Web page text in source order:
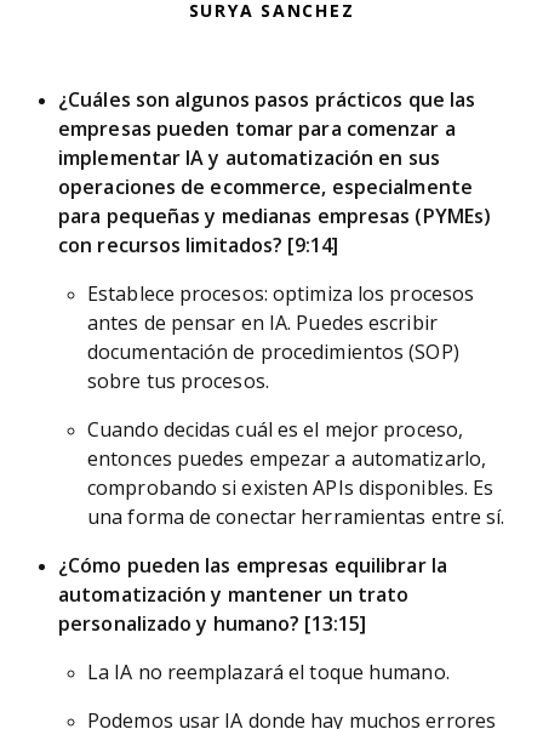
SURYA SANCHEZ
¿Cuáles son algunos pasos prácticos que las
empresas pueden tomar para comenzar a
implementar IA y automatización en sus
operaciones de ecommerce, especialmente
para pequeñas y medianas empresas (PYMEs)
con recursos limitados? [9:14]
Establece procesos: optimiza los procesos
antes de pensar en IA. Puedes escribir
documentación de procedimientos (SOP)
sobre tus procesos.
Cuando decidas cuál es el mejor proceso,
entonces puedes empezar a automatizarlo,
comprobando si existen APIs disponibles. Es
una forma de conectar herramientas entre sí.
¿Cómo pueden las empresas equilibrar la
automatización y mantener un trato
personalizado y humano? [13:15]
La IA no reemplazará el toque humano.
Podemos usar IA donde hay muchos errores